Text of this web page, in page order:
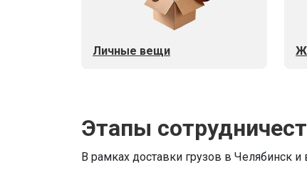
Личные вещи
Этапы
В рамках доставки грузов в Челябинск